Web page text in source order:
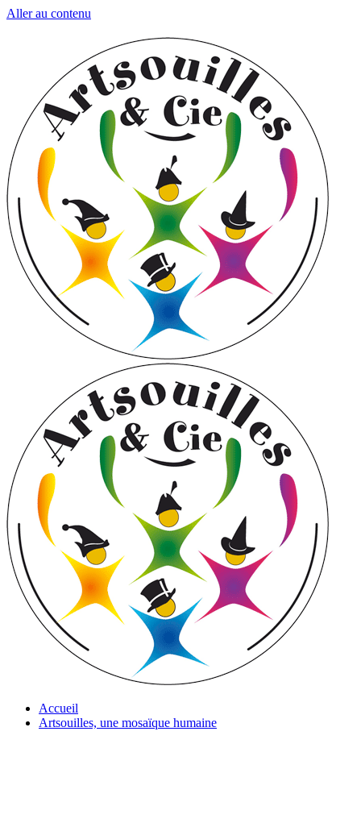
Aller au contenu
Accueil
Artsouilles, une mosaïque humaine